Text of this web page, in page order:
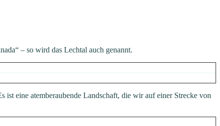
– so wird das Lechtal auch genannt.
eine atemberaubende Landschaft, die wir auf einer Strecke von